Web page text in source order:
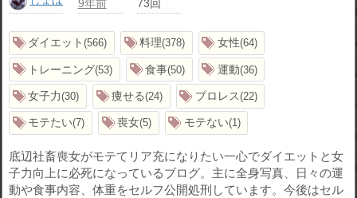
9年前 73回
ダイエット 566 料理 378 女性 64
トレーニング 53 食事 50 運動 36
女子力 30 痩せる 24 プロレス 22
モテたい 7 喪女 5 モテない 1
底辺社畜喪女がモテてリア充になりたい一心でダイエットと女
子力向上に必死になっているブログ。主に全身写真、日々の運
動や食事内容、体重をセルフ公開処刑しています。今後はセル